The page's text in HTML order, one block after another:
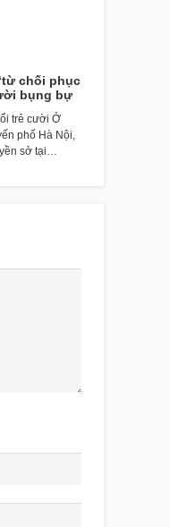
chối phục
bụng bự
trẻ cười Ở
phố Hà Nội,
sở tại…